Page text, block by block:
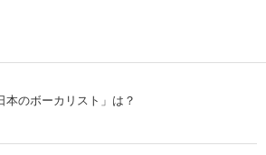
本のボーカリスト」は？